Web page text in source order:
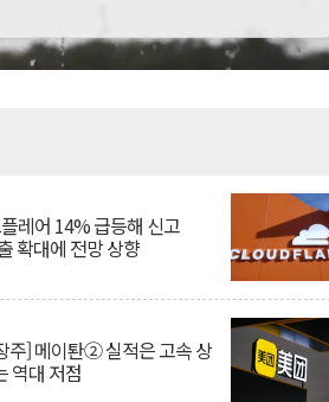
레어 14% 급등해 신고
확대에 전망 상향
주] 메이퇀② 실적은 고속 상
역대 저점